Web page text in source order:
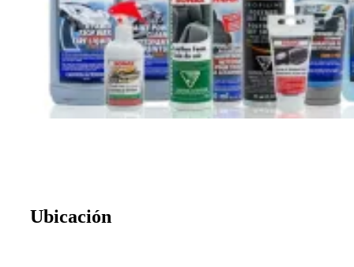
Ubicación